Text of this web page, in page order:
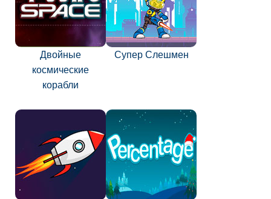
Двойные
космические
корабли
Супер Слешмен